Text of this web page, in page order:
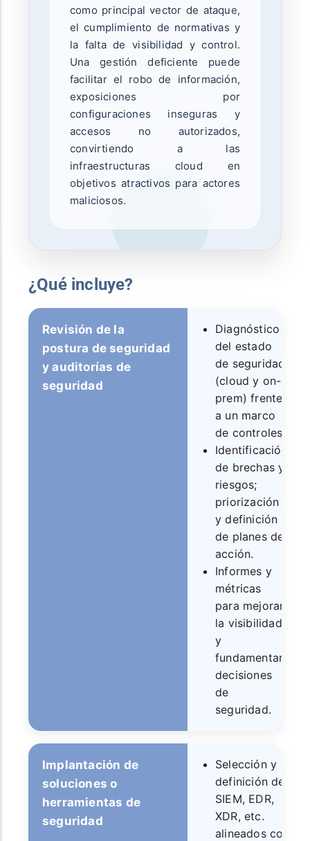
como principal vector de ataque,
el cumplimiento de normativas y
la falta de visibilidad y control.
Una gestión deficiente puede
facilitar el robo de información,
exposiciones por
configuraciones inseguras y
accesos no autorizados,
convirtiendo a las
infraestructuras cloud en
objetivos atractivos para actores
maliciosos.
¿Qué incluye?
Revisión de la
postura de seguridad
y auditorías de
seguridad
Diagnóstico
del estado
de seguridad
(cloud y on-
prem) frente
a un marco
de controles.
Identificación
de brechas y
riesgos;
priorización
y definición
de planes de
acción.
Informes y
métricas
para mejorar
la visibilidad
y
fundamentar
decisiones
de
seguridad.
Implantación de
soluciones o
herramientas de
seguridad
Selección y
definición de
SIEM, EDR,
XDR, etc.
alineados con